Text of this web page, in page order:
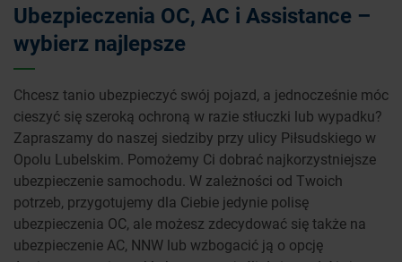
Ubezpieczenia OC, AC i Assistance –
wybierz najlepsze
Chcesz tanio ubezpieczyć swój pojazd, a jednocześnie móc
cieszyć się szeroką ochroną w razie stłuczki lub wypadku?
Zapraszamy do naszej siedziby przy ulicy Piłsudskiego w
Opolu Lubelskim. Pomożemy Ci dobrać najkorzystniejsze
ubezpieczenie samochodu. W zależności od Twoich
potrzeb, przygotujemy dla Ciebie jedynie polisę
ubezpieczenia OC, ale możesz zdecydować się także na
ubezpieczenie AC, NNW lub wzbogacić ją o opcję